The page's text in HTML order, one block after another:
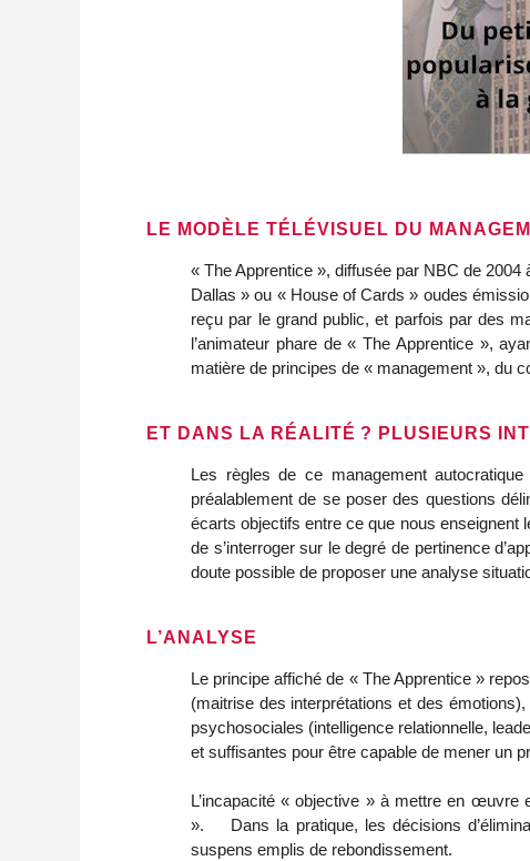
LE MODÈLE TÉLÉVISUEL DU
« The Apprentice », diffusée par NBC de
Dallas » ou « House of Cards » oudes
reçu par le grand public, et parfois par des
l’animateur phare de « The Apprentice »,
matière de principes de « management », du
ET DANS LA RÉALITÉ ? PLUSIEURS
Les règles de ce management
préalablement de se poser des questions
écarts objectifs entre ce que nous
de s’interroger sur le degré de pertinence
doute possible de proposer une analyse
L’ANALYSE
Le principe affiché de « The Apprentice »
(maitrise des interprétations et des
psychosociales (intelligence relationnelle,
et suffisantes pour être capable de mener un
L’incapacité « objective » à mettre en œuvre
». Dans la pratique, les décisions
suspens emplis de rebondissement.